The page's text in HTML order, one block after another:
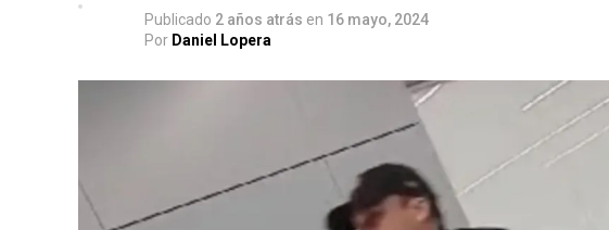
Publicado 2 años atrás en 16 mayo, 2024
Por Daniel Lopera